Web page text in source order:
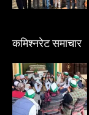
कमिश्नरेट समाचार